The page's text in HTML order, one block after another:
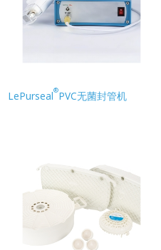
LePurseal®PVC无菌封管机